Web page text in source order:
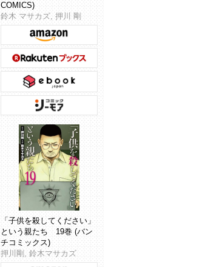
COMICS)
鈴木 マサカズ, 押川 剛
「子供を殺してください」
という親たち 19巻 (バン
チコミックス)
押川剛, 鈴木マサカズ